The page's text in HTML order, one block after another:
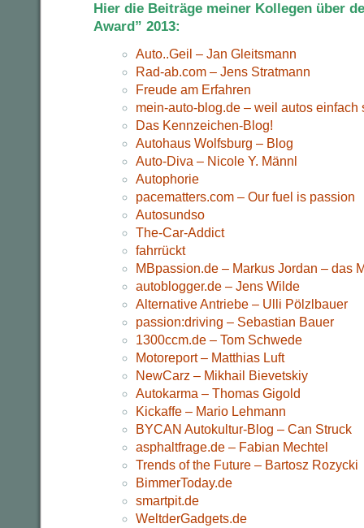
Hier die Beiträge meiner Kollegen über
Award” 2013:
Auto..Geil – Jan Gleitsmann
Rad-ab.com – Jens Stratmann
Freude am Erfahren
mein-auto-blog.de – weil autos einfach
Das Kennzeichen-Blog!
Autohaus Wolfsburg – Blog
Auto-Diva – Nicole Y. Männl
Autophorie
pacematters.com – Our fuel is passion
Autosundso
The-Car-Addict
fahrrückt
MBpassion.de – Markus Jordan – das
autoblogger.de – Jens Wilde
Alternative Antriebe – Ulli Pölzlbauer
passion:driving – Sebastian Bauer
1300ccm.de – Tom Schwede
Motoreport – Matthias Luft
NewCarz – Mikhail Bievetskiy
Autokarma – Thomas Gigold
Kickaffe – Mario Lehmann
BYCAN Autokultur-Blog – Can Struck
asphaltfrage.de – Fabian Mechtel
Trends of the Future – Bartosz Rozycki
BimmerToday.de
smartpit.de
WeltderGadgets.de